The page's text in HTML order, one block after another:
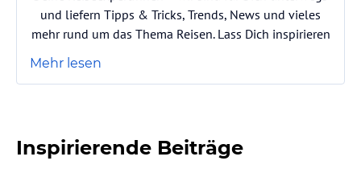
und liefern Tipps & Tricks, Trends, News und vieles
mehr rund um das Thema Reisen. Lass Dich inspirieren
Mehr lesen
Inspirierende Beiträge